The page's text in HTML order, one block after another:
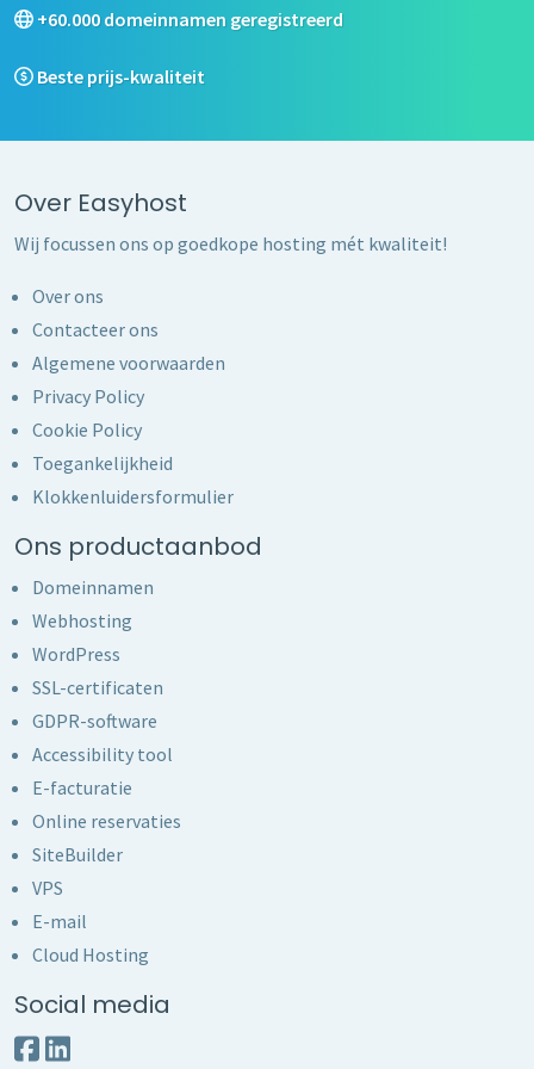
+60.000 domeinnamen geregistreerd
Beste prijs-kwaliteit
Over Easyhost
Wij focussen ons op goedkope hosting mét kwaliteit!
Over ons
Contacteer ons
Algemene voorwaarden
Privacy Policy
Cookie Policy
Toegankelijkheid
Klokkenluidersformulier
Ons productaanbod
Domeinnamen
Webhosting
WordPress
SSL-certificaten
GDPR-software
Accessibility tool
E-facturatie
Online reservaties
SiteBuilder
VPS
E-mail
Cloud Hosting
Social media